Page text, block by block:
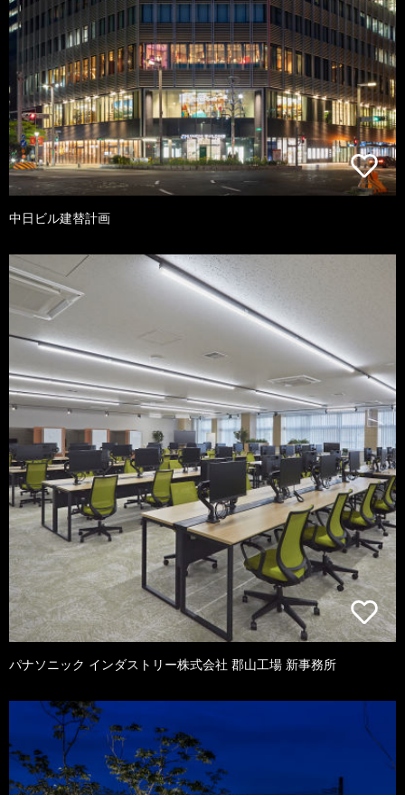
中日ビル建替計画
パナソニック インダストリー株式会社 郡山工場 新事務所